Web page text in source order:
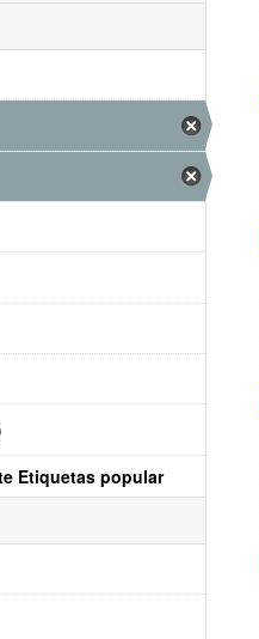
Etiquetas popular